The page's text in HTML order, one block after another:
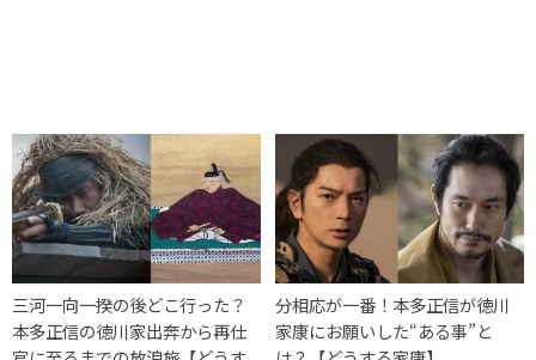
三河一向一揆の後どこ行った？
本多正信の徳川家出奔から再仕
分相応が一番！本多正信が徳川
家康にお願いした“ある事”と